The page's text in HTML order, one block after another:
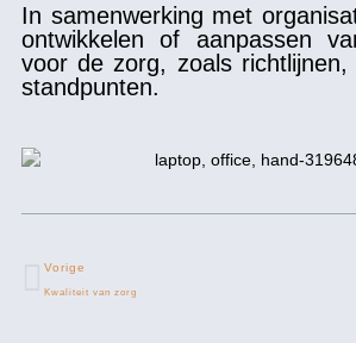
In samenwerking met
ontwikkelen of aanpassen
voor de zorg, zoals richtlijnen,
standpunten.
Vorige
Kwaliteit van zorg